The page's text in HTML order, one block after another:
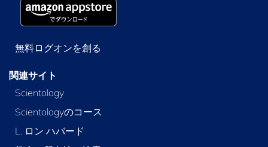
無料ログオンを創る
関連サイト
Scientology
Scientologyのコース
L. ロン ハバード